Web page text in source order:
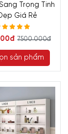
Trọng Tinh
Giá Rẻ
7.500.000đ
sản phẩm